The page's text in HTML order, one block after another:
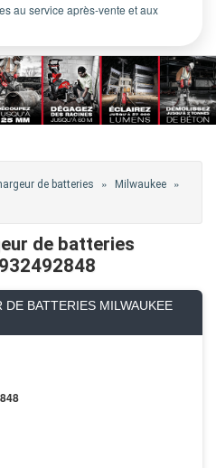
au service après-vente et aux
de batteries » Milwaukee »
de batteries
BATTERIES MILWAUKEE